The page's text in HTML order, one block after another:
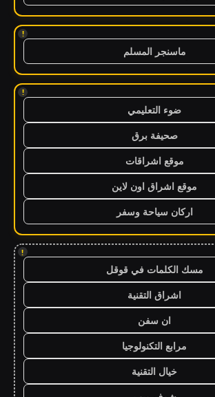
!
ماسنجر المسلم
!
ضوء التعليمي
صحيفة برق
موقع اشراقات
موقع اشراق اون لاين
اركان سياحة وسفر
!
مسك الكلمات في قوقل
اشراق التقنية
ان سفن
مرابع التكنولوجيا
خيال التقنية